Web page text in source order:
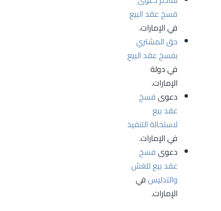
فسخ عقد البيع
في الإمارات.
حق المشتري
بفسخ عقد البيع
في دولة
الإمارات.
دعوىفسخ
عقد بيع
لاستحالة التنفيذ
في الإمارات.
دعوىفسخ
عقد بيع للغش
والتدليسفي
الإمارات.